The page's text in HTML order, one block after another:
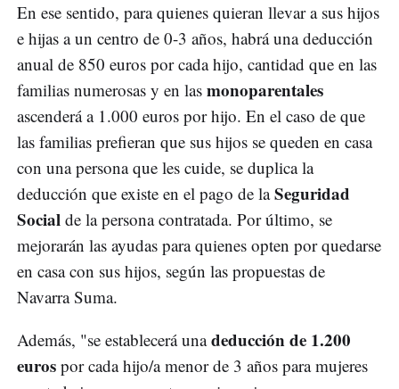
En ese sentido, para quienes quieran llevar a sus hijos
e hijas a un centro de 0-3 años, habrá una deducción
anual de 850 euros por cada hijo, cantidad que en las
familias numerosas y en las monoparentales
ascenderá a 1.000 euros por hijo. En el caso de que
las familias prefieran que sus hijos se queden en casa
con una persona que les cuide, se duplica la
deducción que existe en el pago de laSeguridad
Social de la persona contratada. Por último, se
mejorarán las ayudas para quienes opten por quedarse
en casa con sus hijos, según las propuestas de
Navarra Suma.
Además, "se establecerá unadeducción de 1.200
euros por cada hijo/a menor de 3 años para mujeres